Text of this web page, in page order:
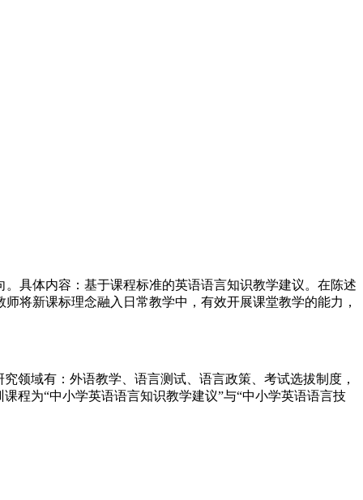
具体内容：基于课程标准的英语语言知识教学建议。在陈述
将新课标理念融入日常教学中，有效开展课堂教学的能力，
领域有：外语教学、语言测试、语言政策、考试选拔制度，
程为“中小学英语语言知识教学建议”与“中小学英语语言技